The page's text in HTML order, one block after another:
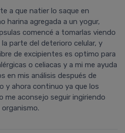
a que natier lo saque en
harina agregada a un yogur,
comencé a tomarlas viendo
parte del deterioro celular, y
de excipientes es optimo para
o celiacas y a mi me ayuda
en mis análisis después de
y ahora continuo ya que los
me aconsejo seguir ingiriendo